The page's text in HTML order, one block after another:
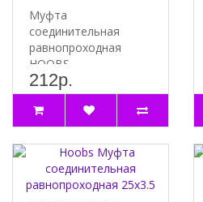
Муфта
соединительная
равнопроходная
HOOBS
16х2.2 является
универсальной и
подходит для
соединен..
212р.